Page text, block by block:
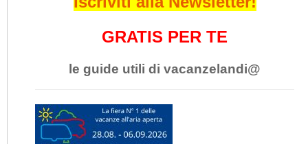
GRATIS PER TE
le guide utili di vacanzelandi@